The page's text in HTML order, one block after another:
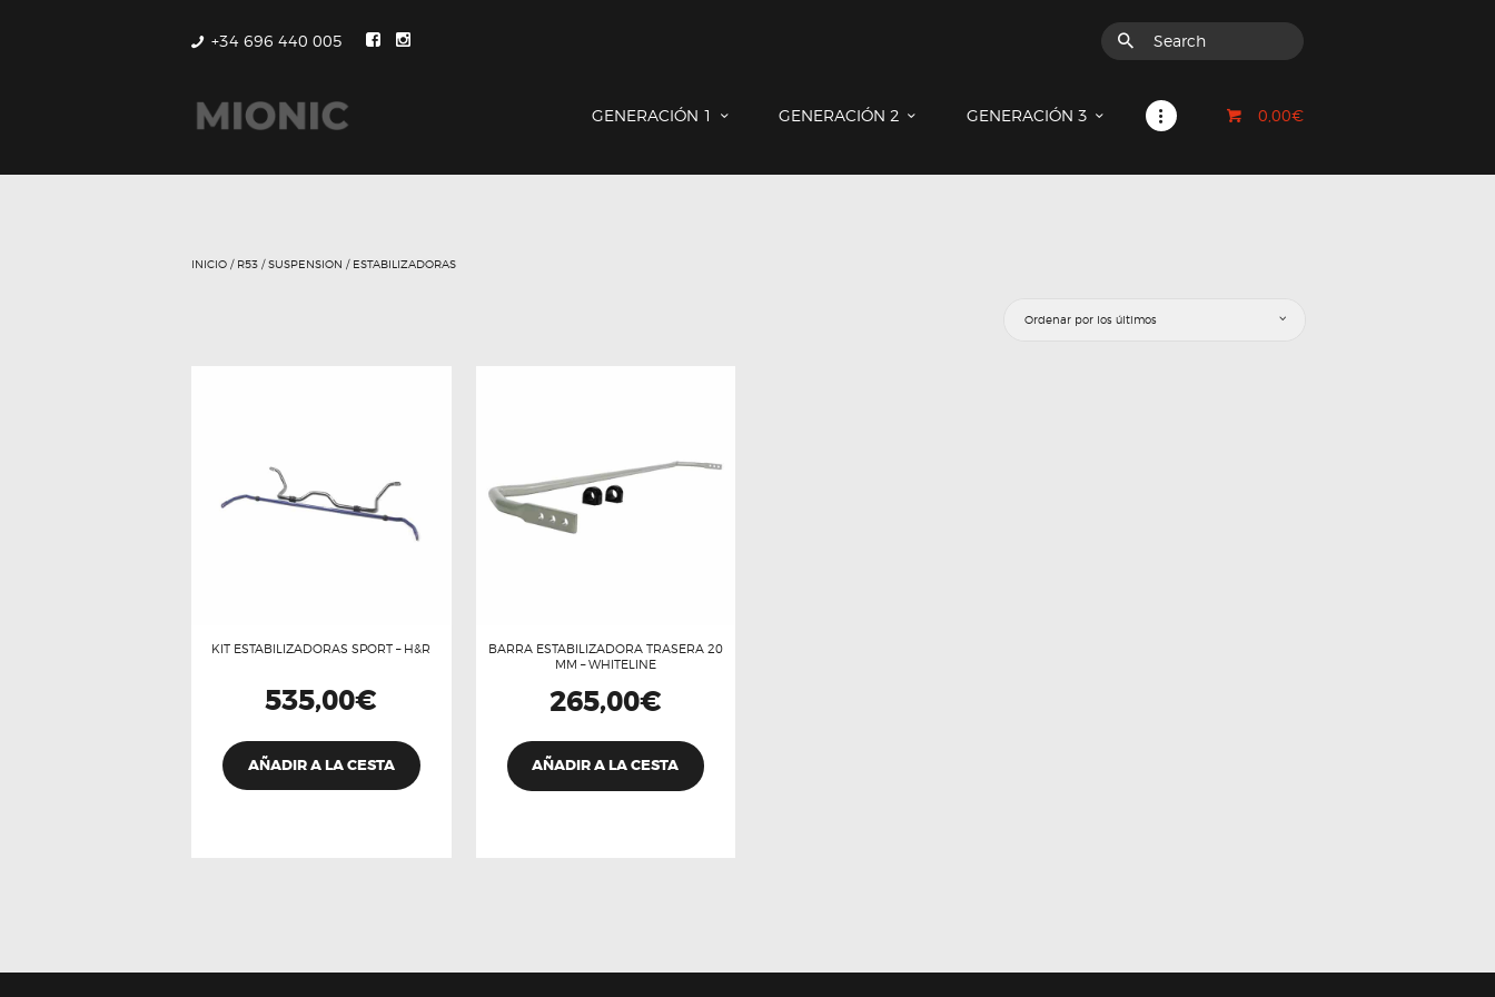
+34 696 440 005
GENERACIÓN 1 GENERACIÓN 2 GENERACIÓN 3 0,00€
COUNTRYMAN & PACEMAN
INICIO / R53 /SUSPENSION / ESTABILIZADORAS
KIT ESTABILIZADORAS SPORT – H&R
535,00€
AÑADIR A LA CESTA
BARRA ESTABILIZADORA TRASERA 20
MM – WHITELINE
265,00€
AÑADIR A LA CESTA